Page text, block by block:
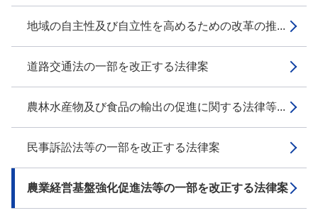
地域の自主性及び自立性を高めるための改革の推...
道路交通法の一部を改正する法律案
農林水産物及び食品の輸出の促進に関する法律等...
民事訴訟法等の一部を改正する法律案
農業経営基盤強化促進法等の一部を改正する法律案